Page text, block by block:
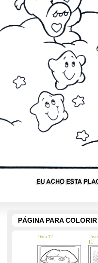
PÁGINA PARA
Dora 12
11